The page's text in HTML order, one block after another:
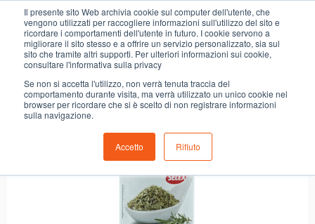
Il presente sito Web archivia cookie sul computer dell'utente, che
vengono utilizzati per raccogliere informazioni sull'utilizzo del sito e
ricordare i comportamenti dell'utente in futuro. I cookie servono a
migliorare il sito stesso e a offrire un servizio personalizzato, sia sul
sito che tramite altri supporti. Per ulteriori informazioni sui cookie,
consultare l'informativa sulla privacy
Se non si accetta l'utilizzo, non verrà tenuta traccia del
comportamento durante visita, ma verrà utilizzato un unico cookie nel
browser per ricordare che si è scelto di non registrare informazioni
sulla navigazione.
Accetto Rifiuto
ROSMARINO FOGLIE SELEX